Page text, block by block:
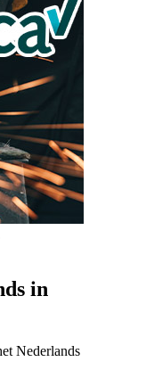
in
Nederlands